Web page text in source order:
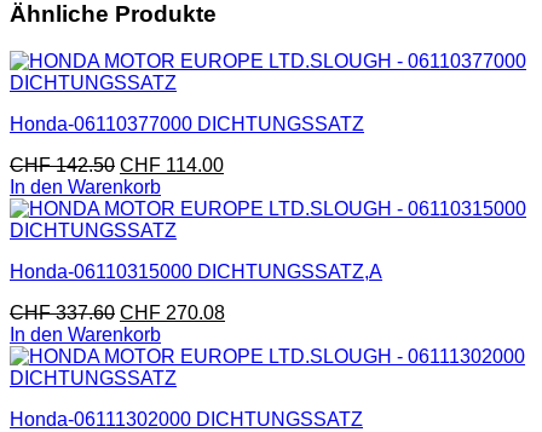
Ähnliche Produkte
Honda-06110377000 DICHTUNGSSATZ
CHF142.50 CHF 114.00
In den Warenkorb
Honda-06110315000 DICHTUNGSSATZ,A
CHF337.60 CHF 270.08
In den Warenkorb
Honda-06111302000 DICHTUNGSSATZ